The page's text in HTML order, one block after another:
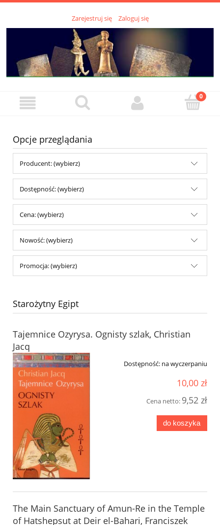
Zarejestruj się Zaloguj się
Opcje przeglądania
Producent: (wybierz)
Dostępność: (wybierz)
Cena: (wybierz)
Nowość: (wybierz)
Promocja: (wybierz)
Starożytny Egipt
Tajemnice Ozyrysa. Ognisty szlak, Christian
Jacq
Dostępność: na wyczerpaniu
10,00 zł
Cena netto: 9,52 zł
do koszyka
The Main Sanctuary of Amun-Re in the Temple
of Hatshepsut at Deir el-Bahari, Franciszek